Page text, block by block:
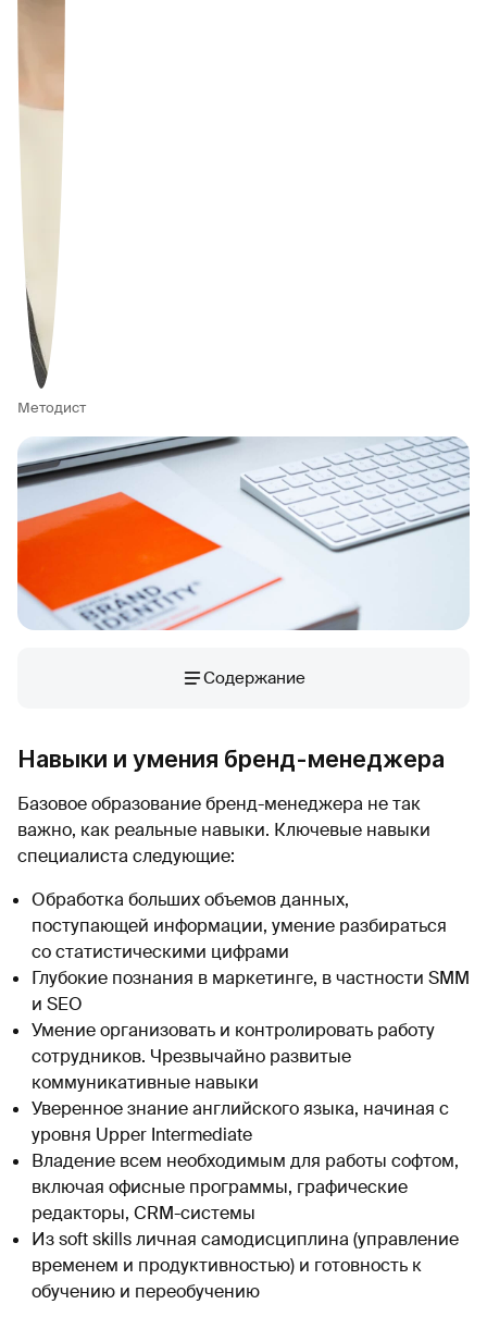
Методист
Содержание
Навыки и умения бренд-менеджера
Базовое образование бренд-менеджера не так
важно, как реальные навыки. Ключевые навыки
специалиста следующие:
Обработка больших объемов данных,
поступающей информации, умение разбираться
со статистическими цифрами
Глубокие познания в маркетинге, в частности SMM
и SEO
Умение организовать и контролировать работу
сотрудников. Чрезвычайно развитые
коммуникативные навыки
Уверенное знание английского языка, начиная с
уровня Upper Intermediate
Владение всем необходимым для работы софтом,
включая офисные программы, графические
редакторы, CRM-системы
Из soft skills личная самодисциплина (управление
временем и продуктивностью) и готовность к
обучению и переобучению